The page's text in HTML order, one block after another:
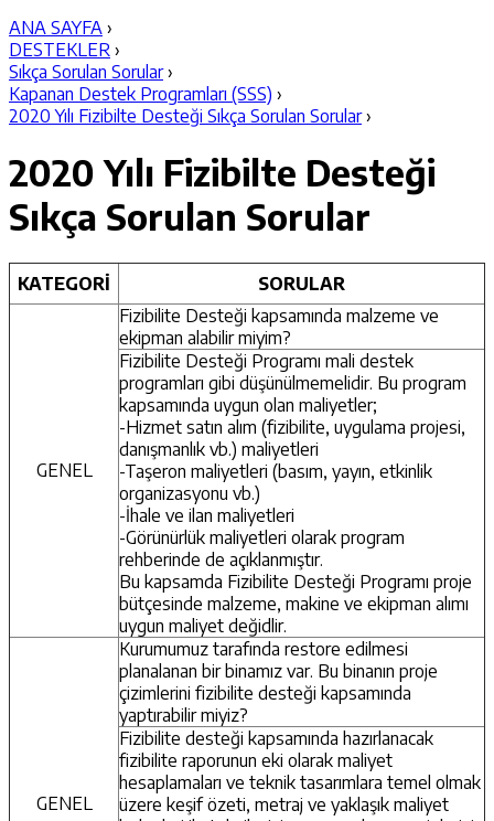
ANA SAYFA ›
DESTEKLER ›
Sıkça Sorulan Sorular ›
Kapanan Destek Programları (SSS) ›
2020 Yılı Fizibilte Desteği Sıkça Sorulan Sorular ›
2020 Yılı Fizibilte Desteği
Sıkça Sorulan Sorular
KATEGORİ SORULAR
GENEL
Fizibilite Desteği kapsamında malzeme ve
ekipman alabilir miyim?
Fizibilite Desteği Programı mali destek
programları gibi düşünülmemelidir. Bu program
kapsamında uygun olan maliyetler;
-Hizmet satın alım (fizibilite, uygulama projesi,
danışmanlık vb.) maliyetleri
-Taşeron maliyetleri (basım, yayın, etkinlik
organizasyonu vb.)
-İhale ve ilan maliyetleri
-Görünürlük maliyetleri olarak program
rehberinde de açıklanmıştır.
Bu kapsamda Fizibilite Desteği Programı proje
bütçesinde malzeme, makine ve ekipman alımı
uygun maliyet değidlir.
GENEL
Kurumumuz tarafında restore edilmesi
planalanan bir binamız var. Bu binanın proje
çizimlerini fizibilite desteği kapsamında
yaptırabilir miyiz?
Fizibilite desteği kapsamında hazırlanacak
fizibilite raporunun eki olarak maliyet
hesaplamaları ve teknik tasarımlara temel olmak
üzere keşif özeti, metraj ve yaklaşık maliyet